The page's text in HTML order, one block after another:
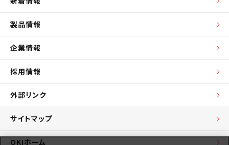
製品情報
企業情報
採用情報
外部リンク
サイトマップ
OKIホーム